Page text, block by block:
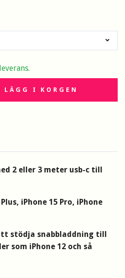
LÄGG I KORGEN
2 eller 3 meter usb-c till
iPhone 15 Pro, iPhone
stödja snabbladdning till
som iPhone 12 och så